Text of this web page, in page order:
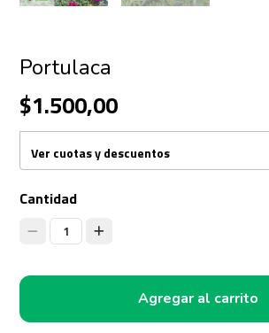
Portulaca
$1.500,00
Ver cuotas y descuentos
Cantidad
1
Agregar al carrito